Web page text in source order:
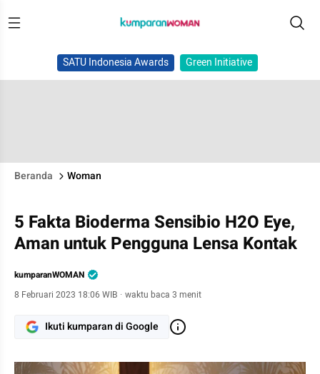
SATU Indonesia Awards Green Initiative
Beranda Woman
5 Fakta Bioderma Sensibio H2O Eye,
Aman untuk Pengguna Lensa Kontak
kumparanWOMAN
8 Februari 2023 18:06 WIB · waktu baca 3 menit
Ikuti kumparan di Google